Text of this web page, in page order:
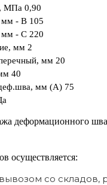
МПа 0,90
мм - В 105
мм - С 220
мм 2
мм 20
40
мм (А) 75
осуществляется:
со складов,